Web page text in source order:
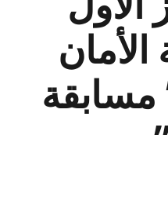
مسابقة